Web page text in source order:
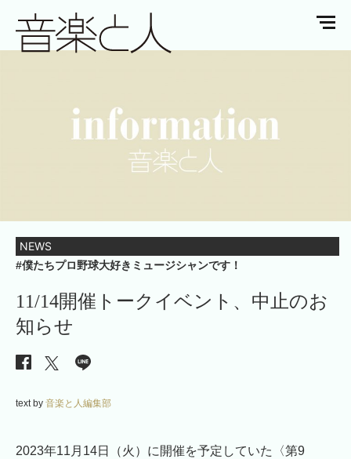
NEWS
#僕たちプロ野球大好きミュージシャンです！
11/14開催トークイベント、中止のお
知らせ
text by 音楽と人編集部
2023年11月14日（火）に開催を予定していた〈第9